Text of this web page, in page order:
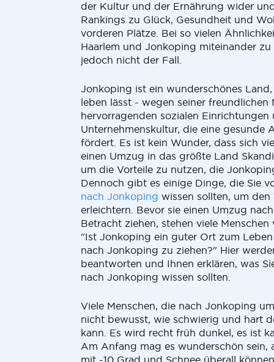
der Kultur und der Ernährung wider
Rankings zu Glück, Gesundheit und
vorderen Plätze. Bei so vielen
Haarlem und Jonkoping miteinander zu
jedoch nicht der Fall.
Jonkoping ist ein wunderschönes
leben lässt - wegen seiner freundlichen
hervorragenden sozialen Einrichtungen
Unternehmenskultur, die eine gesunde
fördert. Es ist kein Wunder, dass sich
einen Umzug in das größte Land
um die Vorteile zu nutzen, die
Dennoch gibt es einige Dinge, die Sie
nach Jonkoping wissen sollten, um den
erleichtern. Bevor sie einen Umzug
Betracht ziehen, stehen viele
"Ist Jonkoping ein guter Ort zum
nach Jonkoping zu ziehen?" Hier
beantworten und Ihnen erklären, was
nach Jonkoping wissen sollten.
Viele Menschen, die nach Jonkoping
nicht bewusst, wie schwierig und hart
kann. Es wird recht früh dunkel, es ist
Am Anfang mag es wunderschön sein,
mit -10 Grad und Schnee überall